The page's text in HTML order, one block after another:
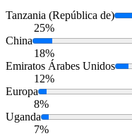
Tanzania (República de)
25%
China
18%
Emiratos Árabes Unidos
12%
Europa
8%
Uganda
7%